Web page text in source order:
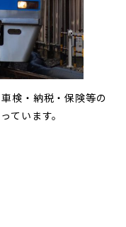
検・納税・保険等の
ています。